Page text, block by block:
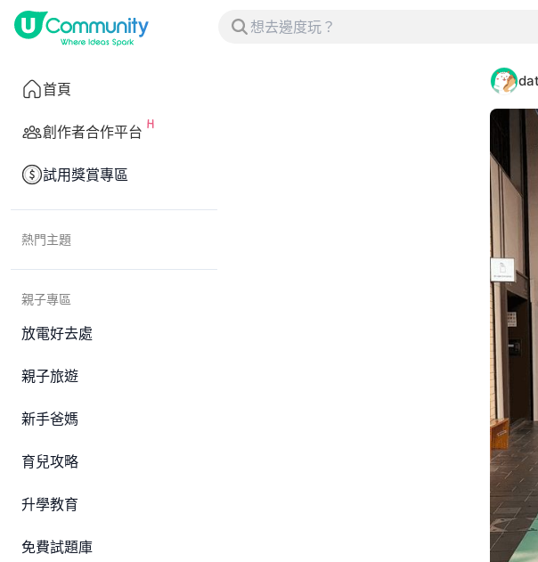
首頁
創作者合作平台
試用獎賞專區
熱門主題
親子專區
放電好去處
親子旅遊
新手爸媽
育兒攻略
升學教育
免費試題庫